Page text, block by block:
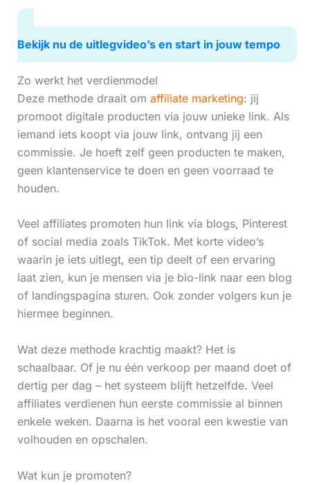
Bekijk nu de uitlegvideo’s en start in jouw tempo
Zo werkt het verdienmodel
Deze methode draait om affiliate marketing: jij
promoot digitale producten via jouw unieke link. Als
iemand iets koopt via jouw link, ontvang jij een
commissie. Je hoeft zelf geen producten te maken,
geen klantenservice te doen en geen voorraad te
houden.
Veel affiliates promoten hun link via blogs, Pinterest
of social media zoals TikTok. Met korte video’s
waarin je iets uitlegt, een tip deelt of een ervaring
laat zien, kun je mensen via je bio-link naar een blog
of landingspagina sturen. Ook zonder volgers kun je
hiermee beginnen.
Wat deze methode krachtig maakt? Het is
schaalbaar. Of je nu één verkoop per maand doet of
dertig per dag – het systeem blijft hetzelfde. Veel
affiliates verdienen hun eerste commissie al binnen
enkele weken. Daarna is het vooral een kwestie van
volhouden en opschalen.
Wat kun je promoten?